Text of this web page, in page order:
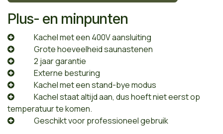
Plus- en minpunten
​Kachel met een 400V aansluiting
​Grote hoeveelheid saunastenen
​2 jaar garantie
​Externe besturing
​Kachel met een stand-bye modus
​Kachel staat altijd aan, dus hoeft niet eerst op
temperatuur te komen.
Geschikt voor professioneel gebruik